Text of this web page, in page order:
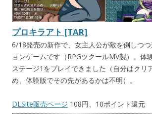
プロキラアト [TAR]
6/18発売の新作で、女主人公が敵を倒しつ
ョンゲームです（RPGツクールMV製）。体
ステージ1をプレイできました（自分はクリ
め、体験版でその先があるかは不明）。
DLSite販売ページ 108円、10ポイント還元